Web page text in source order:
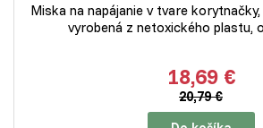
Miska na napájanie v tvare
vyrobená z netoxického plastu,
18,69 €
20,79 €